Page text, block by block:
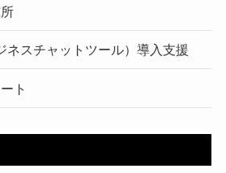
スチャットツール）導入支援
ト